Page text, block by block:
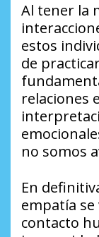
Al tener la
estos
de
relaciones
no somos
En
empatía
contacto